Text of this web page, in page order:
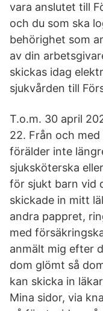
vara anslutet till
och du som ska
behörighet som
av din
skickas idag
sjukvården till
T.o.m. 30 april
22. Från och
förälder inte
sjuksköterska
för sjukt barn vid
skickade in mitt
andra pappret,
med
anmält mig efter
dom glömt så
kan skicka in
Mina sidor, via